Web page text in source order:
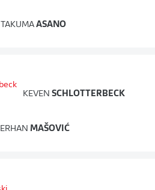
TAKUMA ASANO
KEVEN SCHLOTTERBECK
ERHAN MAŠOVIĆ